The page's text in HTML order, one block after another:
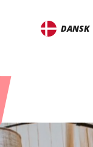
DANSK